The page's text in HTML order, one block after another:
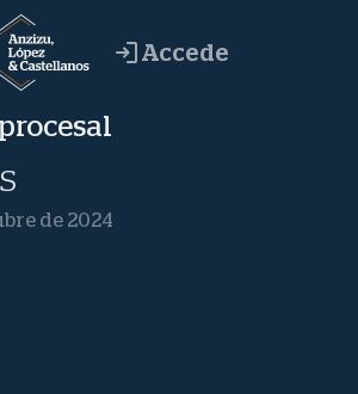
Accede
de 2024